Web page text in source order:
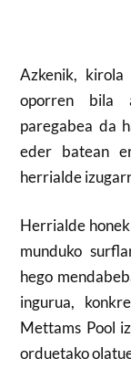
Azkenik, kirola
oporren bila
paregabea da
eder batean
herrialde
Herrialde
munduko
hego
ingurua,
Mettams Pool
orduetako